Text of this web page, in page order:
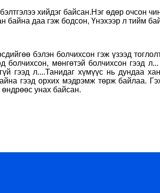
хийдэг байсан.Нэг өдөр очсон
байна даа гэж бодсон, Үнэхээр л тийм
бэлэн болчихсон гэж үзээд
мөнгөтэй болчихсон гээд
гээд л....Танидаг хүмүүс нь дундаа
гээд орхих мэдрэмж төрж байлаа.
өндрөөс унах байсан.